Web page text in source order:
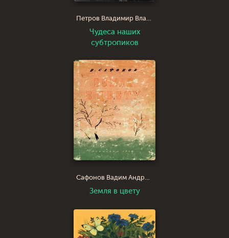
Петров Владимир Владимирович
Чудеса наших
субтропиков
Сафонов Вадим Андреевич
Земля в цвету